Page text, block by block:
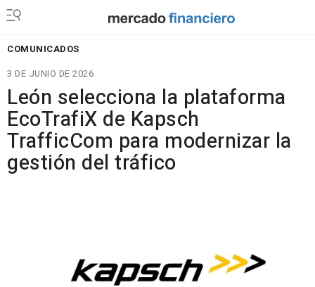
COMUNICADOS
3 DE JUNIO DE 2026
León selecciona la plataforma
EcoTrafiX de Kapsch
TrafficCom para modernizar la
gestión del tráfico